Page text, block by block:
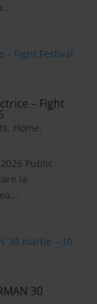
– Fight
, Home,
Public
la
30